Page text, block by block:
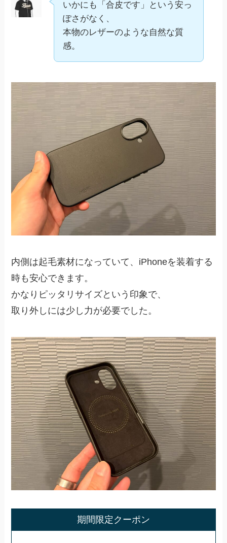
いかにも「合皮です」という安っ
ぽさがなく、
本物のレザーのような自然な質
感。
内側は起毛素材になっていて、iPhoneを装着する
時も安心できます。
かなりピッタリサイズという印象で、
取り外しには少し力が必要でした。
期間限定クーポン